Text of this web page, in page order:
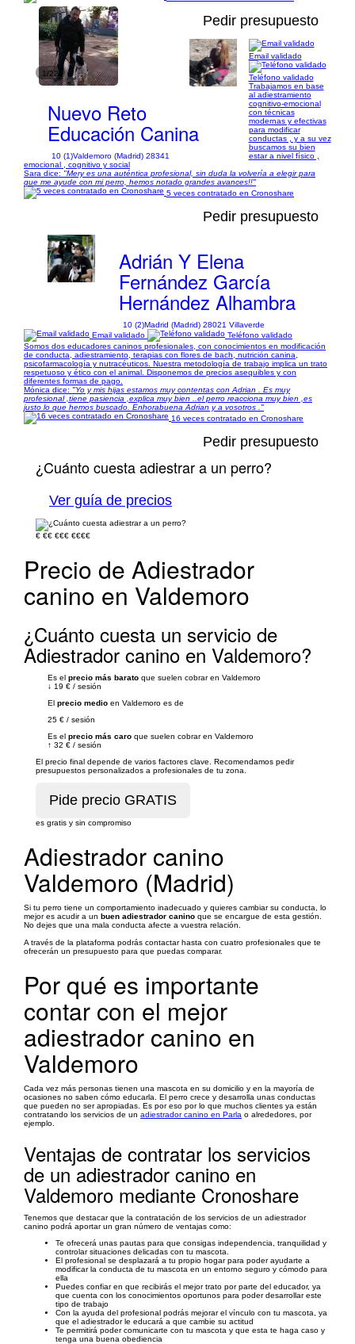
1/22
Pedir presupuesto
Nuevo Reto
Educación Canina
10 (1)Valdemoro (Madrid) 28341
Email validado
Teléfono validado
Trabajamos en base
al adiestramiento
cognitivo-emocional
con técnicas
modernas y efectivas
para modificar
conductas , y a su vez
buscamos su bien
estar a nivel físico ,
emocional , cognitivo y social
Sara dice: "Mery es una auténtica profesional, sin duda la volvería a elegir para
que me ayude con mi perro, hemos notado grandes avances!!"
5 veces contratado en Cronoshare
Pedir presupuesto
Adrián Y Elena
Fernández García
Hernández Alhambra
10 (2)Madrid (Madrid) 28021 Villaverde
Email validado
Teléfono validado
Somos dos educadores caninos profesionales, con conocimientos en modificación
de conducta, adiestramiento, terapias con flores de bach, nutrición canina,
psicofarmacología y nutracéuticos. Nuestra metodología de trabajo implica un trato
respetuoso y ético con el animal. Disponemos de precios asequibles y con
diferentes formas de pago.
Mónica dice: "Yo y mis hijas estamos muy contentas con Adrian . Es muy
profesional ,tiene pasiencia ,explica muy bien ..el perro reacciona muy bien ,es
justo lo que hemos buscado. Enhorabuena Adrian y a vosotros ."
16 veces contratado en Cronoshare
Pedir presupuesto
¿Cuánto cuesta adiestrar a un perro?
Ver guía de precios
€ €€ €€€ €€€€
Precio de Adiestrador
canino en Valdemoro
¿Cuánto cuesta un servicio de
Adiestrador canino en Valdemoro?
Es el precio más barato que suelen cobrar en Valdemoro
↓ 19 € / sesión
El precio medio en Valdemoro es de
25 € / sesión
Es el precio más caro que suelen cobrar en Valdemoro
↑ 32 € / sesión
El precio final depende de varios factores clave. Recomendamos pedir
presupuestos personalizados a profesionales de tu zona.
es gratis y sin compromiso
Adiestrador canino
Valdemoro (Madrid)
Si tu perro tiene un comportamiento inadecuado y quieres cambiar su conducta, lo
mejor es acudir a un buen adiestrador canino que se encargue de esta gestión.
No dejes que una mala conducta afecte a vuestra relación.
A través de la plataforma podrás contactar hasta con cuatro profesionales que te
ofrecerán un presupuesto para que puedas comparar.
Por qué es importante
contar con el mejor
adiestrador canino en
Valdemoro
Cada vez más personas tienen una mascota en su domicilio y en la mayoría de
ocasiones no saben cómo educarla. El perro crece y desarrolla unas conductas
que pueden no ser apropiadas. Es por eso por lo que muchos clientes ya están
contratando los servicios de un adiestrador canino en Parla o alrededores, por
ejemplo.
Ventajas de contratar los servicios
de un adiestrador canino en
Valdemoro mediante Cronoshare
Tenemos que destacar que la contratación de los servicios de un adiestrador
canino podrá aportar un gran número de ventajas como:
Te ofrecerá unas pautas para que consigas independencia, tranquilidad y
controlar situaciones delicadas con tu mascota.
El profesional se desplazará a tu propio hogar para poder ayudarte a
modificar la conducta de tu mascota en un entorno seguro y cómodo para
ella
Puedes confiar en que recibirás el mejor trato por parte del educador, ya
que cuenta con los conocimientos oportunos para poder desarrollar este
tipo de trabajo
Con la ayuda del profesional podrás mejorar el vínculo con tu mascota, ya
que el adiestrador le educará a que cambie su actitud
Te permitirá poder comunicarte con tu mascota y que esta te haga caso y
tenga una buena obediencia